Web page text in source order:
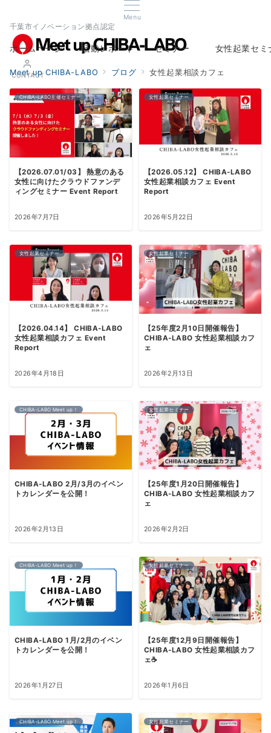
Menu
千葉市イノベーション拠点認定
CONTACT
ホームページ
Home
活動レポート セミナー 女性起業セミ
Meet up CHIBA-LABO ブログ 女性起業相談カフェ
CHIBA-LABO主催セミナー
【2026.07.01/03】 熱意のある
女性に向けたクラウドファンデ
ィングセミナー Event Report
2026年7月7日
女性起業セミナー
【2026.05.12】 CHIBA-LABO
女性起業相談カフェ Event
Report
2026年5月22日
女性起業セミナー
【2026.04.14】 CHIBA-LABO
女性起業相談カフェ Event
Report
2026年4月18日
女性起業セミナー
【25年度2月10日開催報告】
CHIBA-LABO 女性起業相談カフ
ェ
2026年2月13日
CHIBA-LABO Meet up！
CHIBA-LABO 2月/3月のイベン
トカレンダーを公開！
2026年2月13日
女性起業セミナー
【25年度1月20日開催報告】
CHIBA-LABO 女性起業相談カフ
ェ
2026年2月2日
CHIBA-LABO Meet up！
CHIBA-LABO 1月/2月のイベン
トカレンダーを公開！
2026年1月27日
女性起業セミナー
【25年度12月9日開催報告】
CHIBA-LABO 女性起業相談カフ
ェ☕️
2026年1月6日
CHIBA-LABO Meet up！ 女性起業セミナー